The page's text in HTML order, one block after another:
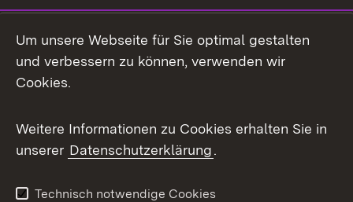
Mastodon
Messenger
Social Wall
X / Twitter
Youtube
Um unsere Webseite für Sie optimal gestalten
und verbessern zu können, verwenden wir
Cookies.
Weitere Informationen zu Cookies erhalten Sie in
unserer Datenschutzerklärung.
Technisch notwendige Cookies